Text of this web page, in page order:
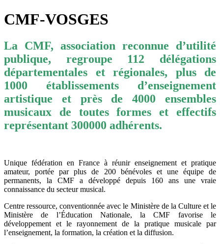
CMF-VOSGES
La CMF, association reconnue d’utilité
publique, regroupe 112 délégations
départementales et régionales, plus de
1000 établissements d’enseignement
artistique et près de 4000 ensembles
musicaux de toutes formes et effectifs
représentant 300000 adhérents.
Unique fédération en France à réunir enseignement et pratique
amateur, portée par plus de 200 bénévoles et une équipe de
permanents, la CMF a développé depuis 160 ans une vraie
connaissance du secteur musical.
Centre ressource, conventionnée avec le Ministère de la Culture et le
Ministère de l’Éducation Nationale, la CMF favorise le
développement et le rayonnement de la pratique musicale par
l’enseignement, la formation, la création et la diffusion.